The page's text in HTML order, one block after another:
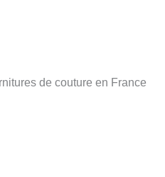
de couture en France